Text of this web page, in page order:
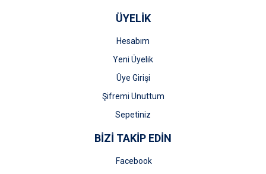
ÜYELİK
Hesabım
Yeni Üyelik
Üye Girişi
Şifremi Unuttum
Sepetiniz
BİZİ TAKİP EDİN
Facebook